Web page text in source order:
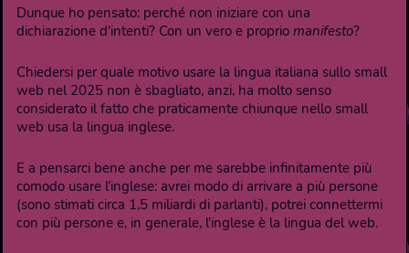
Dunque ho pensato: perché non iniziare con una
dichiarazione d'intenti? Con un vero e proprio manifesto?
Chiedersi per quale motivo usare la lingua italiana sullo small
web nel 2025 non è sbagliato, anzi, ha molto senso
considerato il fatto che praticamente chiunque nello small
web usa la lingua inglese.
E a pensarci bene anche per me sarebbe infinitamente più
comodo usare l'inglese: avrei modo di arrivare a più persone
(sono stimati circa 1,5 miliardi di parlanti), potrei connettermi
con più persone e, in generale, l'inglese è la lingua del web.